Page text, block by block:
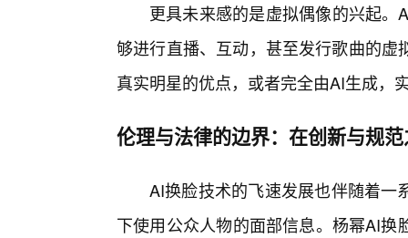
更具未来感的是虚拟偶像的兴起
够进行直播、互动，甚至发行歌曲的
真实明星的优点，或者完全由AI生成，
伦理与法律的边界：在创新与规
AI换脸技术的飞速发展也伴随着一
下使用公众人物的面部信息。杨幂AI